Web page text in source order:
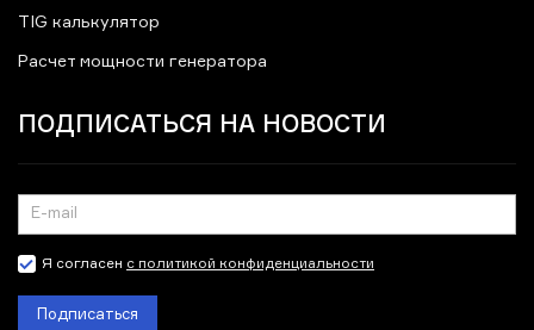
TIG калькулятор
Расчет мощности генератора
ПОДПИСАТЬСЯ НА НОВОСТИ
Я согласен с политикой конфиденциальности
Подписаться